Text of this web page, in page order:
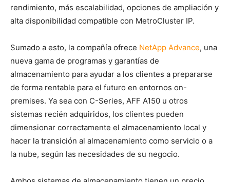
rendimiento, más escalabilidad, opciones de ampliación y
alta disponibilidad compatible con MetroCluster IP.
Sumado a esto, la compañía ofrece NetApp Advance, una
nueva gama de programas y garantías de
almacenamiento para ayudar a los clientes a prepararse
de forma rentable para el futuro en entornos on-
premises. Ya sea con C-Series, AFF A150 u otros
sistemas recién adquiridos, los clientes pueden
dimensionar correctamente el almacenamiento local y
hacer la transición al almacenamiento como servicio o a
la nube, según las necesidades de su negocio.